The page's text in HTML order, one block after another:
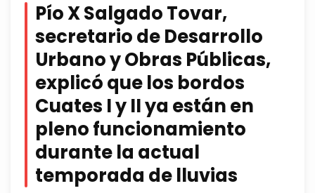
Pío X Salgado Tovar,
secretario de Desarrollo
Urbano y Obras Públicas,
explicó que los bordos
Cuates I y II ya están en
pleno funcionamiento
durante la actual
temporada de lluvias